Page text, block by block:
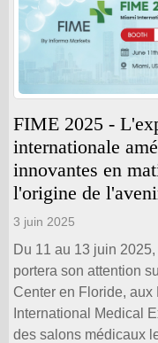
FIME 2025 -
internationale
innovantes en
l'origine de
3 juin 2025
Du 11 au 13 juin
portera son attention
Center en Floride,
International Medical
des salons médicaux